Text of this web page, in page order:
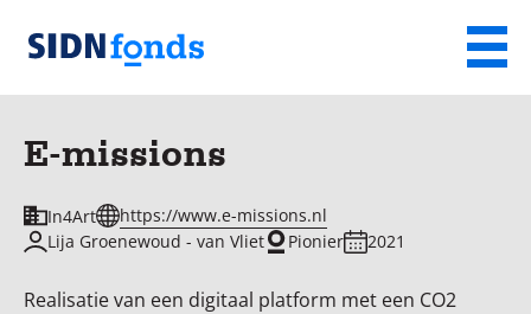
Sla de navigatie over en ga naar de inhoud
SIDN
Menu
E-missions
In4Art
https://www.e-missions.nl
Lija Groenewoud - van Vliet
Pionier 2021
Realisatie van een digitaal platform met een CO2